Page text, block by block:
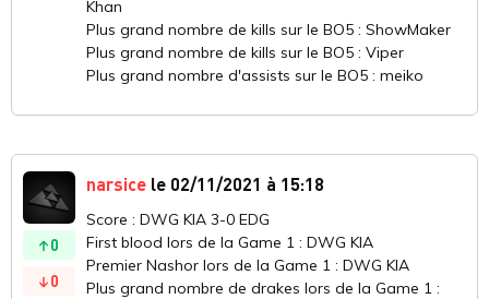
Khan
Plus grand nombre de kills sur le BO5 : ShowMaker
Plus grand nombre de kills sur le BO5 : Viper
Plus grand nombre d'assists sur le BO5 : meiko
0
0
narsice le 02/11/2021 à 15:18
Score : DWG KIA 3-0 EDG
First blood lors de la Game 1 : DWG KIA
Premier Nashor lors de la Game 1 : DWG KIA
Plus grand nombre de drakes lors de la Game 1 :